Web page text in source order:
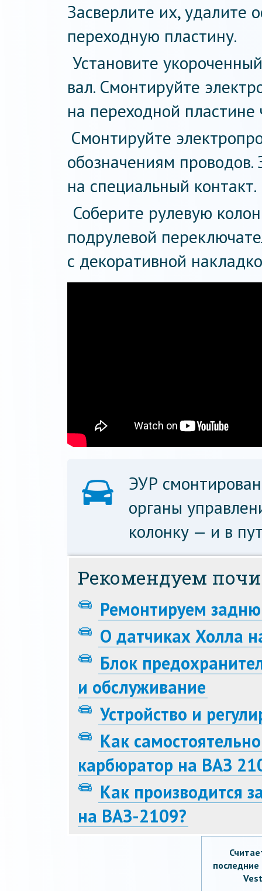
Засверлите их, удалите
переходную пластину.
Установите
вал. Смонтируйте
на переходной
Смонтируйте
обозначениям проводов.
на специальный контакт.
Соберите рулевую
подрулевой
с декоративной
ЭУР
органы
колонку — и в
Рекомендуем
Ремонтируем
О датчиках Холла
Блок
и обслуживание
Устройство и
Как
карбюратор на ВАЗ
Как производится
на ВАЗ-2109?